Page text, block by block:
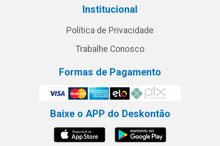
Institucional
Política de Privacidade
Trabalhe Conosco
Formas de Pagamento
Baixe o APP do Deskontão